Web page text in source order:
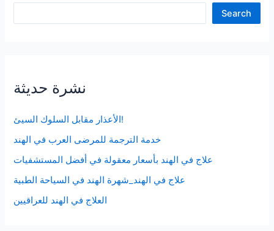
Search
نشرة حديثة
الأعذار مقابل السلوك السيئ!
خدمة الترجمة للمرضى العرب في الهند
علاج في الهند بأسعار معقولة في أفضل المستشفيات
علاج في الهند_شهرة الهند في السياحة الطبية
العلاج في الهند للعراقيين